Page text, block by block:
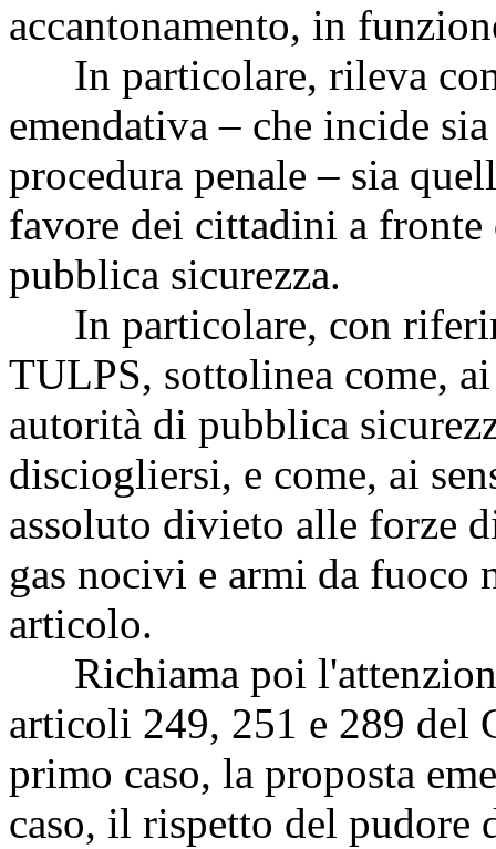
accantonamento, in
In particolare, rileva
emendativa – che incide
procedura penale – sia
favore dei cittadini a
pubblica sicurezza.
In particolare, con
TULPS, sottolinea come,
autorità di pubblica
disciogliersi, e come, ai
assoluto divieto alle forze
gas nocivi e armi da fuoco
articolo.
Richiama poi
articoli 249, 251 e 289 del
primo caso, la proposta
caso, il rispetto del pudore